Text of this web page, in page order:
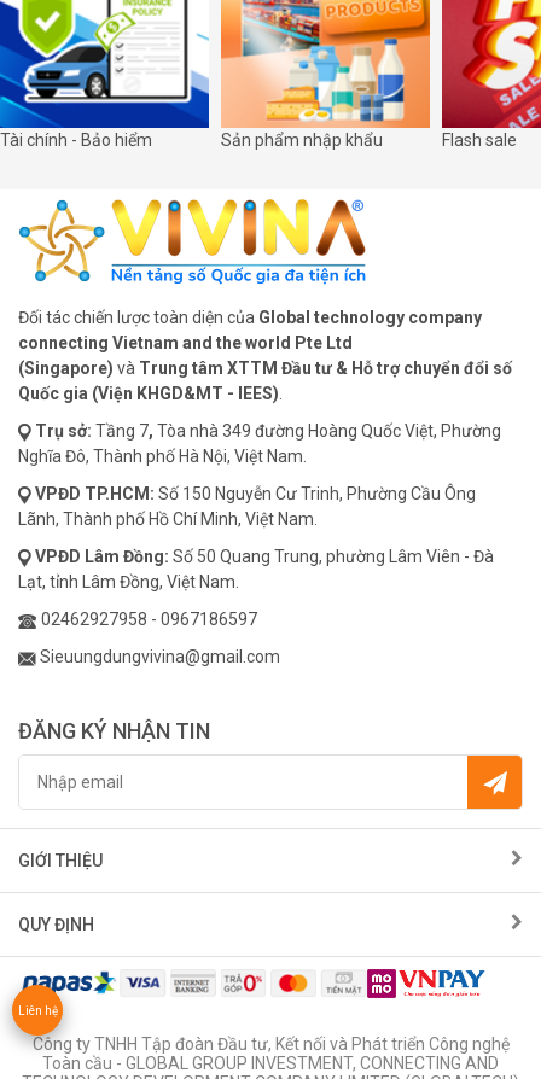
Tài chính - Bảo hiểm Sản phẩm nhập khẩu Flash sale
Đối tác chiến lược toàn diện của Global technology company
connecting Vietnam and the world Pte Ltd
(Singapore) và Trung tâm XTTM Đầu tư & Hỗ trợ chuyển đổi số
Quốc gia (Viện KHGD&MT - IEES).
Trụ sở: Tầng 7, Tòa nhà 349 đường Hoàng Quốc Việt, Phường
Nghĩa Đô, Thành phố Hà Nội, Việt Nam.
VPĐD TP.HCM: Số 150 Nguyễn Cư Trinh, Phường Cầu Ông
Lãnh, Thành phố Hồ Chí Minh, Việt Nam.
VPĐD Lâm Đồng: Số 50 Quang Trung, phường Lâm Viên - Đà
Lạt, tỉnh Lâm Đồng, Việt Nam.
02462927958 - 0967186597
Sieuungdungvivina@gmail.com
ĐĂNG KÝ NHẬN TIN
GIỚI THIỆU
QUY ĐỊNH
Công ty TNHH Tập đoàn Đầu tư, Kết nối và Phát triển Công nghệ
Toàn cầu - GLOBAL GROUP INVESTMENT, CONNECTING AND
Liên hệ